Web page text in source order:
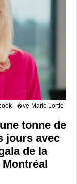
- �ve-Marie Lortie
tonne de
jours avec
de la